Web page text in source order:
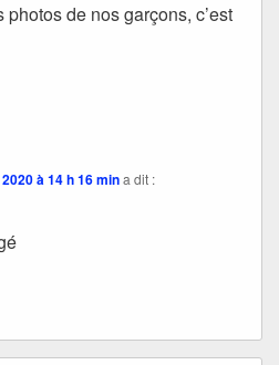
photos de nos garçons, c’est
à 14 h 16 mina dit :